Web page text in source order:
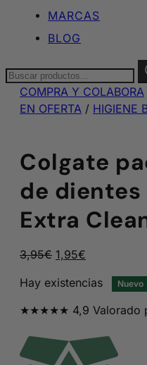
MARCAS
BLOG
Buscar:
COMPRA Y COLABORA
EN OFERTA / HIGIENE
Colgate
de dientes
Extra
3,95€ El
original
era:
1,95€
actual
es:
Hay existencias Nuevo
★★★★★ 4,9 Valorado